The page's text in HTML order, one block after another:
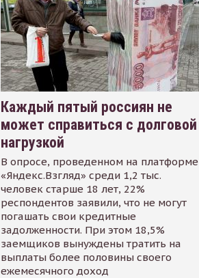
Каждый пятый россиян не
может справиться с долговой
нагрузкой
В опросе, проведенном на платформе
«Яндекс.Взгляд» среди 1,2 тыс.
человек старше 18 лет, 22%
респондентов заявили, что не могут
погашать свои кредитные
задолженности. При этом 18,5%
заемщиков вынуждены тратить на
выплаты более половины своего
ежемесячного доход